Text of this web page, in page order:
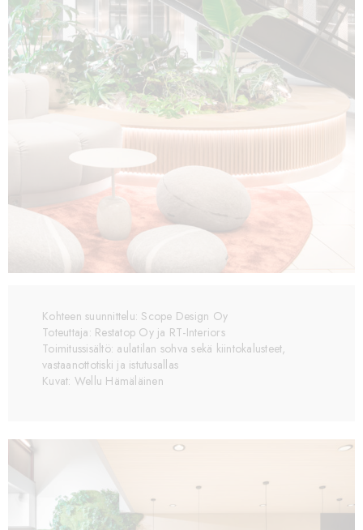
Kohteen suunnittelu: Scope Design Oy
Toteuttaja: Restatop Oy ja RT-Interiors
Toimitussisältö: aulatilan sohva sekä kiintokalusteet,
vastaanottotiski ja istutusallas
Kuvat: Wellu Hämäläinen